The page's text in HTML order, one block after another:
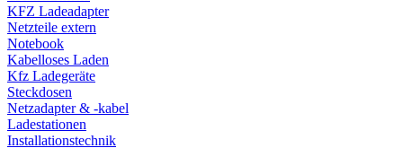
KFZ Ladeadapter
Netzteile extern
Notebook
Kabelloses Laden
Kfz Ladegeräte
Steckdosen
Netzadapter & -kabel
Ladestationen
Installationstechnik